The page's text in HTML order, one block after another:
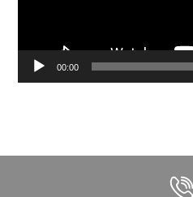
00:00